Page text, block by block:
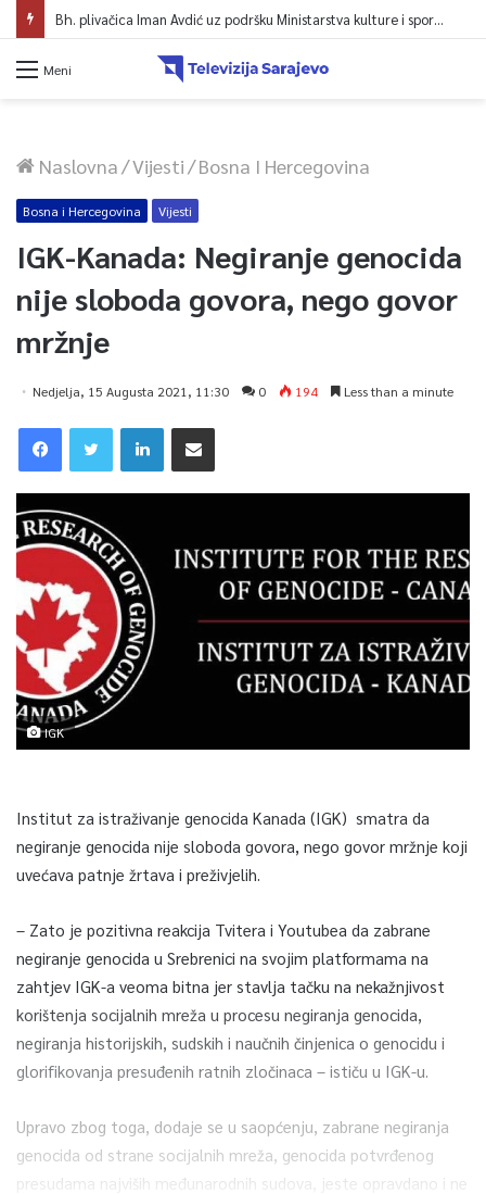
Bh. plivačica Iman Avdić uz podršku Ministarstva kulture i sporta KS kreće na Evropsko prvenstvo i Mediteranske igre
Meni
Naslovna/Vijesti/Bosna I Hercegovina
Bosna i Hercegovina Vijesti
IGK-Kanada: Negiranje genocida
nije sloboda govora, nego govor
mržnje
Nedjelja, 15 Augusta 2021, 11:30 0 194 Less than a minute
IGK
Institut za istraživanje genocida Kanada (IGK) smatra da
negiranje genocida nije sloboda govora, nego govor mržnje koji
uvećava patnje žrtava i preživjelih.
– Zato je pozitivna reakcija Tvitera i Youtubea da zabrane
negiranje genocida u Srebrenici na svojim platformama na
zahtjev IGK-a veoma bitna jer stavlja tačku na nekažnjivost
korištenja socijalnih mreža u procesu negiranja genocida,
negiranja historijskih, sudskih i naučnih činjenica o genocidu i
glorifikovanja presuđenih ratnih zločinaca – ističu u IGK-u.
Upravo zbog toga, dodaje se u saopćenju, zabrane negiranja
genocida od strane socijalnih mreža, genocida potvrđenog
presudama najviših međunarodnih sudova, jeste opravdano i ne